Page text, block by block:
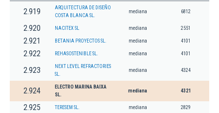
2.919
ARQUITECTURA DE DISEÑO
COSTA BLANCA SL.
mediana 6812
2.920 NACITEX SL mediana 2551
2.921 BETANIA PROYECTOS SL. mediana 4101
2.922 REHASOSTENIBLE SL. mediana 4101
2.923
NEXT LEVEL REFRACTORIES
SL.
mediana 4324
2.924
ELECTRO MARINA BAIXA
SL.
mediana 4321
2.925 TERESEM SL. mediana 2829